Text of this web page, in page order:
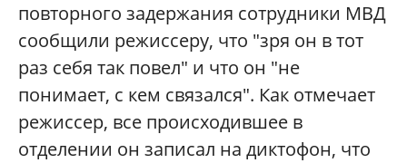
повторного задержания сотрудники МВД
сообщили режиссеру, что "зря он в тот
раз себя так повел" и что он "не
понимает, с кем связался". Как отмечает
режиссер, все происходившее в
отделении он записал на диктофон, что